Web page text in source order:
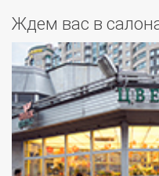
Ждем вас в